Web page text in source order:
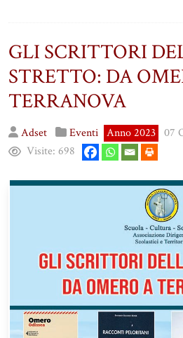
GLI SCRITTORI
STRETTO: DA
TERRANOVA
Adset Eventi Anno 2023 07
Visite: 698